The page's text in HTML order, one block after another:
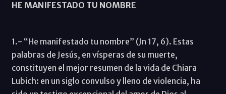
HE MANIFESTADO TU NOMBRE
1.- “He manifestado tu nombre” (Jn 17, 6). Estas
palabras de Jesús, en vísperas de su muerte,
constituyen el mejor resumen de la vida de Chiara
Lubich: en un siglo convulso y lleno de violencia, ha